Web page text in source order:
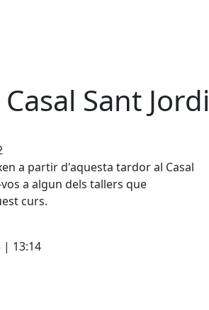
Sant Jordi
a partir d'aquesta tardor al Casal
a algun dels tallers que
curs.
| 13:14